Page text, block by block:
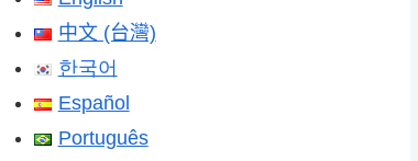
中文 (台灣)
한국어
Español
Português